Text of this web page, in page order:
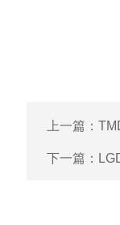
上一篇：
下一篇：